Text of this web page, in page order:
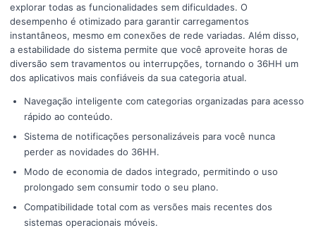
explorar todas as funcionalidades sem dificuldades. O
desempenho é otimizado para garantir carregamentos
instantâneos, mesmo em conexões de rede variadas. Além disso,
a estabilidade do sistema permite que você aproveite horas de
diversão sem travamentos ou interrupções, tornando o 36HH um
dos aplicativos mais confiáveis da sua categoria atual.
Navegação inteligente com categorias organizadas para acesso
rápido ao conteúdo.
Sistema de notificações personalizáveis para você nunca
perder as novidades do 36HH.
Modo de economia de dados integrado, permitindo o uso
prolongado sem consumir todo o seu plano.
Compatibilidade total com as versões mais recentes dos
sistemas operacionais móveis.